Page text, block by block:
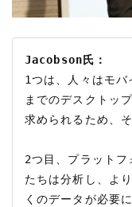
Jacobson氏：
1つは、人々はモバ
までのデスクトッ
求められるため、
2つ目、プラット
たちは分析し、よ
くのデータが必要